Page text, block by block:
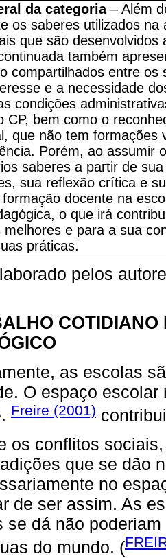
da categoria– Além
os saberes utilizados
que são
também
compartilhados entre
e a necessidade
condições
CP, bem como o
que não tem formações
Porém, ao assumir
saberes a partir de
sua reflexão crítica e
docente na
o que irá
melhores e para a sua
práticas.
pelos
COTIDIANO
as escolas
O espaço
Freire (2001)
os conflitos
que se dão
no
de ser assim. As
se dá não
do mundo. (